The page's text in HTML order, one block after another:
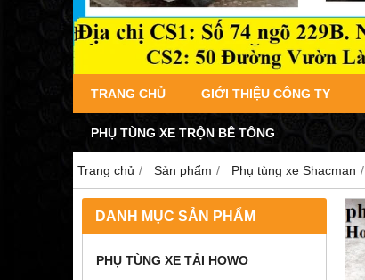
TRANG CHỦ GIỚI THIỆU CÔNG TY
PHỤ TÙNG XE TRỘN BÊ TÔNG
Trang chủ Sản phẩm Phụ tùng xe Shacman
DANH MỤC SẢN PHẨM
PHỤ TÙNG XE TẢI HOWO